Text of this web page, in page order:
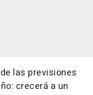
las previsiones
crecerá a un